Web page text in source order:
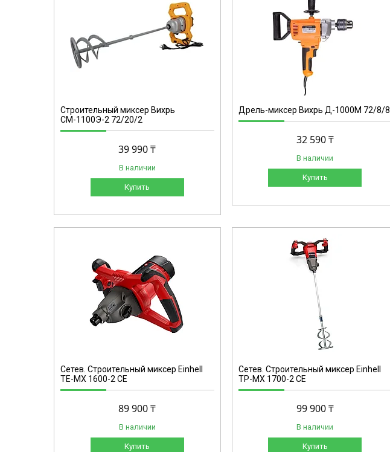
Строительный миксер Вихрь
СМ-1100Э-2 72/20/2
39 990 ₸
В наличии
Купить
Дрель-миксер Вихрь Д-1000М 72/8/8
32 590 ₸
В наличии
Купить
4258545
Сетев. Строительный миксер Einhell
TE-MX 1600-2 CE
89 900 ₸
В наличии
Купить
Сетев. Строительный миксер Einhell
TP-MX 1700-2 CE
99 900 ₸
В наличии
Купить
4258561